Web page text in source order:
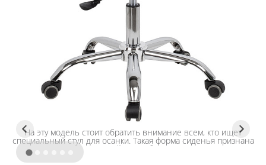
На эту модель стоит обратить внимание всем, кто ищет
специальный стул для осанки. Такая форма сиденья признана
идеальной для работы сидя